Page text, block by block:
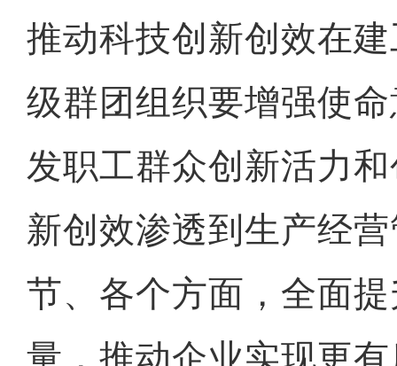
推动科技创新创效在
级群团组织要增强使
发职工群众创新活力
新创效渗透到生产经
节、各个方面，全面
量，推动企业实现更